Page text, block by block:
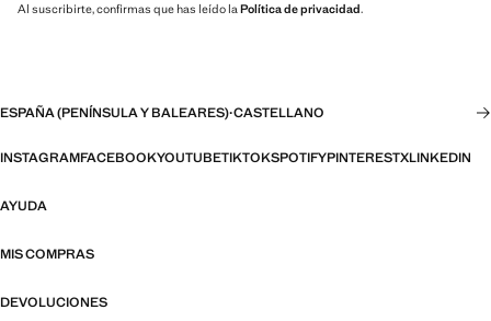
Al suscribirte, confirmas que has leído laPolítica de privacidad.
ESPAÑA (PENÍNSULA Y BALEARES)·CASTELLANO
INSTAGRAMFACEBOOKYOUTUBETIKTOKSPOTIFYPINTERESTXLINKEDIN
AYUDA
MIS COMPRAS
DEVOLUCIONES